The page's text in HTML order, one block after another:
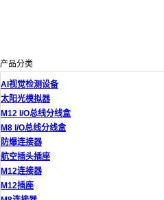
产品分类
AI视觉检测设备
太阳光模拟器
M12 I/O总线分线盒
M8 I/O总线分线盒
防爆连接器
航空插头插座
M12连接器
M12插座